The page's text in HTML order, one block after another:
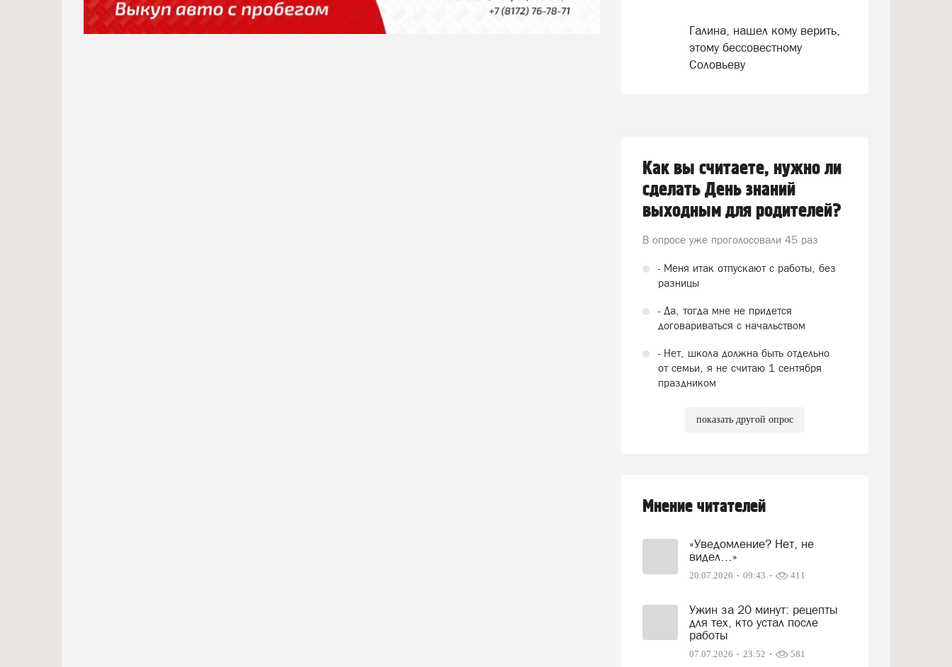
Галина, нашел кому верить,
этому бессовестному
Соловьеву
Как вы считаете, нужно ли
сделать День знаний
выходным для родителей?
В опросе уже проголосовали 45 раз
- Меня итак отпускают с работы, без
разницы
- Да, тогда мне не придется
договариваться с начальством
- Нет, школа должна быть отдельно
от семьи, я не считаю 1 сентября
праздником
показать другой опрос
Мнение читателей
«Уведомление? Нет, не
видел…»
20.07.2026 09:43 411
Ужин за 20 минут: рецепты
для тех, кто устал после
работы
07.07.2026 23:52 581